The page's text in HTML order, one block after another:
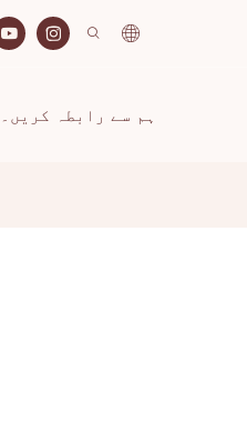
ہم سے رابطہ کریں۔